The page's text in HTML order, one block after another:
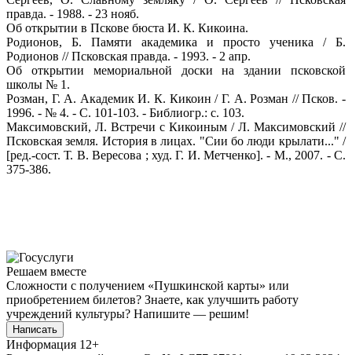
правда. - 1988. - 23 нояб.
Об открытии в Пскове бюста И. К. Кикоина.
Родионов, Б. Памяти академика и просто ученика / Б.
Родионов // Псковская правда. - 1993. - 2 апр.
Об открытии мемориальной доски на здании псковской
школы № 1.
Розман, Г. А. Академик И. К. Кикоин / Г. А. Розман // Псков. -
1996. - № 4. - С. 101-103. - Библиогр.: с. 103.
Максимовский, Л. Встречи с Кикоиным / Л. Максимовский //
Псковская земля. История в лицах. "Сии бо люди крылати..." /
[ред.-сост. Т. В. Вересова ; худ. Г. И. Метченко]. - М., 2007. - С.
375-386.
Решаем вместе
Сложности с получением «Пушкинской карты» или
приобретением билетов? Знаете, как улучшить работу
учреждений культуры? Напишите — решим!
Написать
Информация 12+